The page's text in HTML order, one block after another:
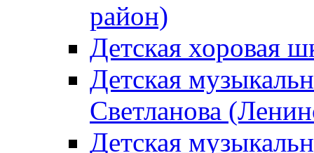
район)
Детская хоровая
Детская
Светланова
Детская